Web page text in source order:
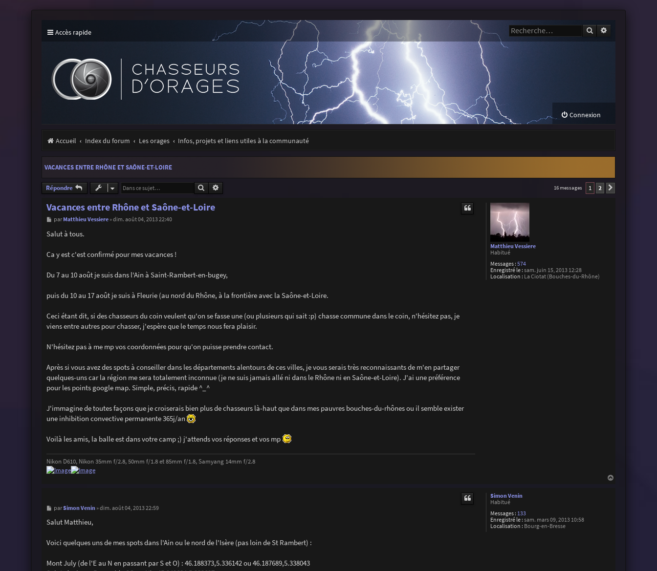
Accès rapide Rechercher
Connexion
Accueil Index du forum Les orages Infos, projets et liens utiles à la communauté
VACANCES ENTRE RHÔNE ET SAÔNE-ET-LOIRE
Répondre Rechercher 16 messages 1 2
Matthieu Vessiere
Habitué
Messages : 574
Enregistré le : sam. juin 15, 2013 12:28
Localisation : La Ciotat (Bouches-du-Rhône)
Vacances entre Rhône et Saône-et-Loire
M
s
s
e
par Matthieu Vessiere»dim. août 04, 2013 22:40
Salut à tous.
Ca y est c'est confirmé pour mes vacances !
Du 7 au 10 août je suis dans l'Ain à Saint-Rambert-en-bugey,
puis du 10 au 17 août je suis à Fleurie (au nord du Rhône, à la frontière avec la Saône-et-Loire.
Ceci étant dit, si des chasseurs du coin veulent qu'on se fasse une (ou plusieurs qui sait :p) chasse commune dans le coin, n'hésitez pas, je
viens entre autres pour chasser, j'espère que le temps nous fera plaisir.
N'hésitez pas à me mp vos coordonnées pour qu'on puisse prendre contact.
Après si vous avez des spots à conseiller dans les départements alentours de ces villes, je vous serais très reconnaissants de m'en partager
quelques-uns car la région me sera totalement inconnue (je ne suis jamais allé ni dans le Rhône ni en Saône-et-Loire). J'ai une préférence
pour les points google map. Simple, précis, rapide ^_^
J'immagine de toutes façons que je croiserais bien plus de chasseurs là-haut que dans mes pauvres bouches-du-rhônes ou il semble exister
une inhibition convective permanente 365j/an
Voilà les amis, la balle est dans votre camp ;) j'attends vos réponses et vos mp
Nikon D610, Nikon 35mm f/2.8, 50mm f/1.8 et 85mm f/1.8, Samyang 14mm f/2.8
Simon Venin
Habitué
Messages : 133
Enregistré le : sam. mars 09, 2013 10:58
Localisation : Bourg-en-Bresse
M
s
s
g
e
parSimon Venin»dim. août 04, 2013 22:59
Salut Matthieu,
Voici quelques uns de mes spots dans l'Ain ou le nord de l'Isère (pas loin de St Rambert) :
Mont July (de l'E au N en passant par S et O) : 46.188373,5.336142 ou 46.187689,5.338043